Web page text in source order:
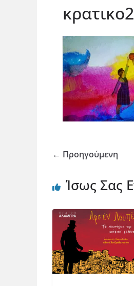
κρατικο2
← Προηγούμενη
Ίσως Σας